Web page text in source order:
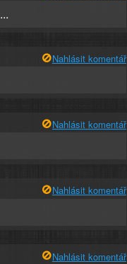
Nahlásit komentář
Nahlásit komentář
Nahlásit komentář
Nahlásit komentář